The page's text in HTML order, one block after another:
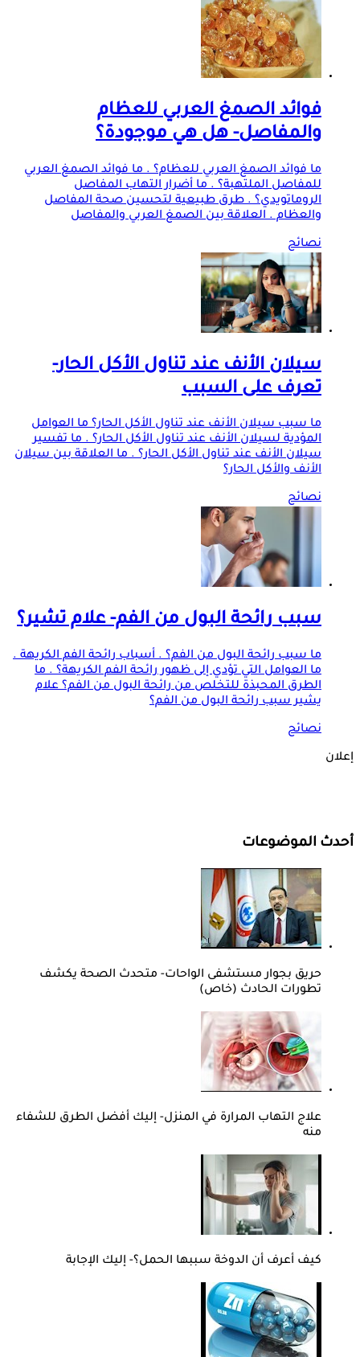
فوائد الصمغ العربي للعظام
والمفاصل- هل هي موجودة؟
ما فوائد الصمغ العربي للعظام؟ . ما فوائد الصمغ العربي
للمفاصل الملتهبة؟ . ما أضرار التهاب المفاصل
الروماتويدي؟ . طرق طبيعية لتحسين صحة المفاصل
والعظام . العلاقة بين الصمغ العربي والمفاصل
نصائح
سيلان الأنف عند تناول الأكل الحار-
تعرف على السبب
ما سبب سيلان الأنف عند تناول الأكل الحار؟ ما العوامل
المؤدية لسيلان الأنف عند تناول الأكل الحار؟ . ما تفسير
سيلان الأنف عند تناول الأكل الحار؟ . ما العلاقة بين سيلان
الأنف والأكل الحار؟
نصائح
سبب رائحة البول من الفم- علام تشير؟
ما سبب رائحة البول من الفم؟ . أسباب رائحة الفم الكريهة .
ما العوامل التي تؤدي إلى ظهور رائحة الفم الكريهة؟ . ما
الطرق المحبذة للتخلص من رائحة البول من الفم؟ علام
يشير سبب رائحة البول من الفم؟
نصائح
إعلان
أحدث الموضوعات
حريق بجوار مستشفى الواحات- متحدث الصحة يكشف
تطورات الحادث (خاص)
علاج التهاب المرارة في المنزل- إليك أفضل الطرق للشفاء
منه
كيف أعرف أن الدوخة سببها الحمل؟- إليك الإجابة